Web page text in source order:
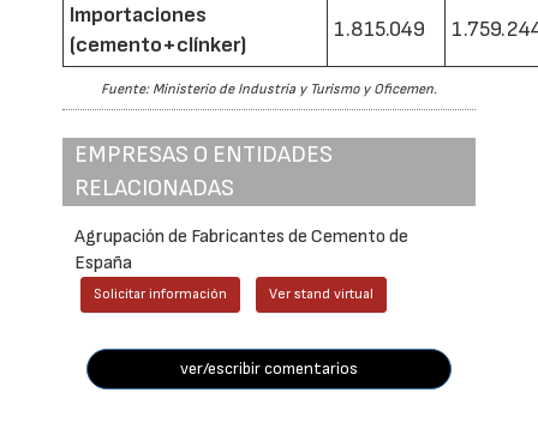
Importaciones
(cemento+clínker)
1.815.049
Fuente: Ministerio de Industria y Turismo y Oficemen.
EMPRESAS O ENTIDADES
RELACIONADAS
Agrupación de Fabricantes de Cemento de
España
Solicitar información Ver stand virtual
ver/escribir comentarios